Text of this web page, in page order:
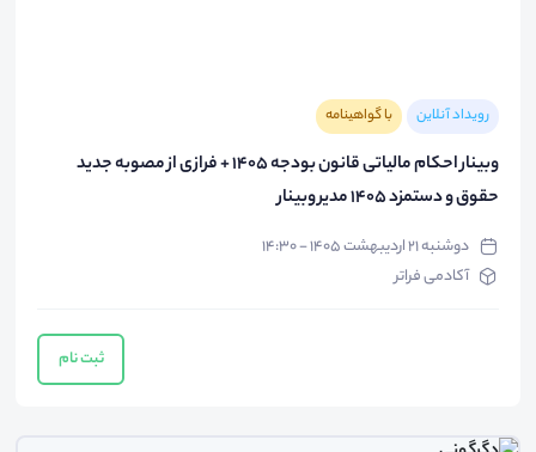
رویداد آنلاین با گواهینامه
وبینار احکام مالیاتی قانون بودجه ۱۴۰۵ + فرازی از مصوبه جدید
حقوق و دستمزد 1405 مدیر وبینار
دوشنبه ۲۱ اردیبهشت ۱۴۰۵ - ۱۴:۳۰
آکادمی فراتر
ثبت نام